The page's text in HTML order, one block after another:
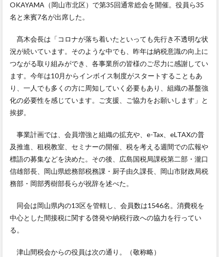
OKAYAMA（岡山市北区）で第35回通常総会を開催。役員ら35
名と来賓7名が出席した。
髙木会長は「コロナが落ち着いたといっても先行き不透明な状
況が続いています。そのような中でも、昨年は納税意識の向上に
つながる取り組みができ、各事業所の皆様のご尽力に感謝してい
ます。今年は10月からインボイス制度がスタートすることもあ
り、一人でも多くの方に周知していく必要もあり、組織の基盤強
化の必要性を感じています。ご支援、ご協力をお願いします」と
挨拶。
事業計画では、会員増強と組織の拡充や、e-Tax、eLTAXの普
及推進、租税教室、セミナーの開催、税を考える週間での広報や
標語の募集などを決めた。その後、広島国税局課税第二部・瀧口
信雄部長、岡山県総務部税務課・厨子由久課長、岡山市財政局税
務部・岡部秀樹部長らが祝辞を述べた。
同会は岡山県内の13区を管轄し、会員数は1546名。消費税を
中心とした間接税に関する啓発や納税行政への協力を行ってい
る。
津山間税会からの役員は次の通り。（敬称略）